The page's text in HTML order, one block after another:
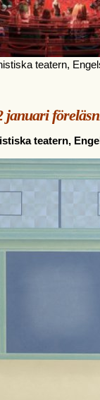
teatern,
januari
teatern,